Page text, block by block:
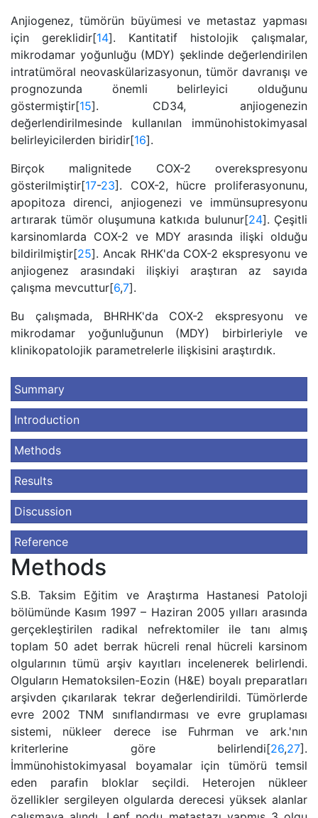
Anjiogenez, tümörün büyümesi ve metastaz yapması
için gereklidir[14]. Kantitatif histolojik çalışmalar,
mikrodamar yoğunluğu (MDY) şeklinde değerlendirilen
intratümöral neovaskülarizasyonun, tümör davranışı ve
prognozunda önemli belirleyici olduğunu
göstermiştir[15]. CD34, anjiogenezin
değerlendirilmesinde kullanılan immünohistokimyasal
belirleyicilerden biridir[16].
Birçok malignitede COX-2 overekspresyonu
gösterilmiştir[17-23]. COX-2, hücre proliferasyonunu,
apopitoza direnci, anjiogenezi ve immünsupresyonu
artırarak tümör oluşumuna katkıda bulunur[24]. Çeşitli
karsinomlarda COX-2 ve MDY arasında ilişki olduğu
bildirilmiştir[25]. Ancak RHK'da COX-2 ekspresyonu ve
anjiogenez arasındaki ilişkiyi araştıran az sayıda
çalışma mevcuttur[6,7].
Bu çalışmada, BHRHK'da COX-2 ekspresyonu ve
mikrodamar yoğunluğunun (MDY) birbirleriyle ve
klinikopatolojik parametrelerle ilişkisini araştırdık.
Summary
Introduction
Methods
Results
Discussion
Reference
Methods
S.B. Taksim Eğitim ve Araştırma Hastanesi Patoloji
bölümünde Kasım 1997 – Haziran 2005 yılları arasında
gerçekleştirilen radikal nefrektomiler ile tanı almış
toplam 50 adet berrak hücreli renal hücreli karsinom
olgularının tümü arşiv kayıtları incelenerek belirlendi.
Olguların Hematoksilen-Eozin (H&E) boyalı preparatları
arşivden çıkarılarak tekrar değerlendirildi. Tümörlerde
evre 2002 TNM sınıflandırması ve evre gruplaması
sistemi, nükleer derece ise Fuhrman ve ark.'nın
kriterlerine göre belirlendi[26,27].
İmmünohistokimyasal boyamalar için tümörü temsil
eden parafin bloklar seçildi. Heterojen nükleer
özellikler sergileyen olgularda derecesi yüksek alanlar